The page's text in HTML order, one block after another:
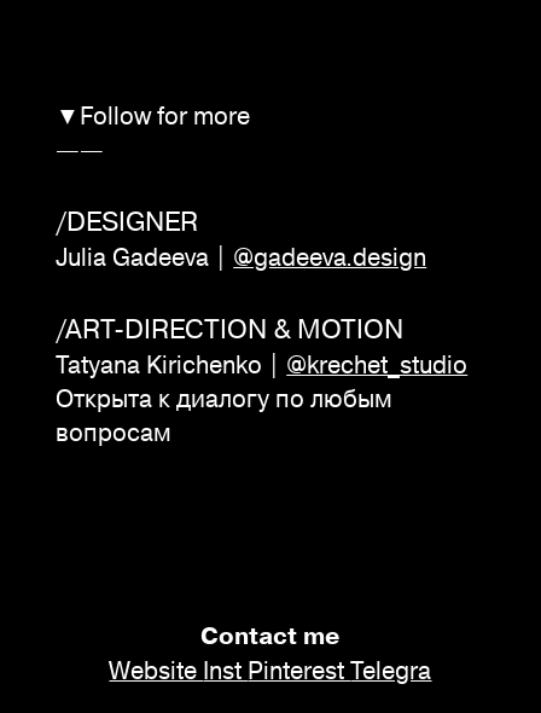
▼Follow for more
——
/DESIGNER
Julia Gadeeva | @gadeeva.design
/ART-DIRECTION & MOTION
Tatyana Kirichenko | @krechet_studio
Открыта к диалогу по любым
вопросам
Contact me
Website Inst PinterestTelegra